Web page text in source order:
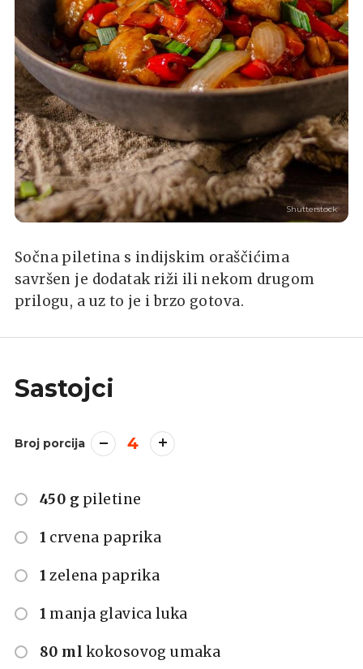
Shutterstock
Sočna piletina s indijskim oraščićima
savršen je dodatak riži ili nekom drugom
prilogu, a uz to je i brzo gotova.
Sastojci
Broj porcija 4
450 g piletine
1 crvena paprika
1 zelena paprika
1 manja glavica luka
80 ml kokosovog umaka